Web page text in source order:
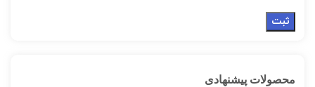
محصولات پیشنهادی